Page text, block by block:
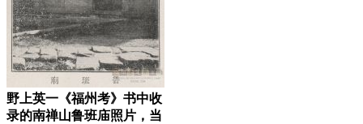
野上英一《福州考》书中收
录的南禅山鲁班庙照片，当